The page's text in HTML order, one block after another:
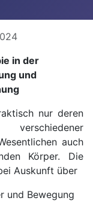
in der
und
nur deren
verschiedener
auch
Körper. Die
Auskunft über
und Bewegung